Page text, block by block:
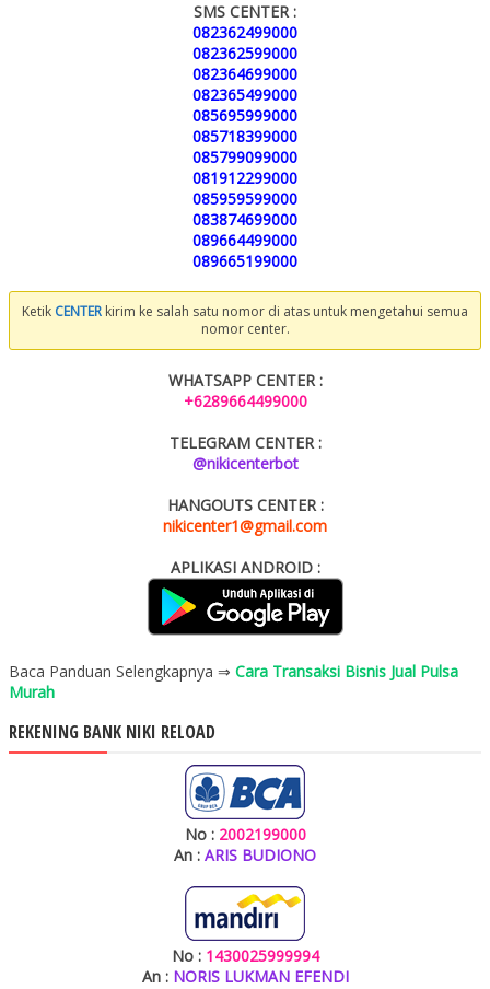
SMS CENTER :
082362499000
082362599000
082364699000
082365499000
085695999000
085718399000
085799099000
081912299000
085959599000
083874699000
089664499000
089665199000
Ketik CENTER kirim ke salah satu nomor di atas untuk mengetahui semua
nomor center.
WHATSAPP CENTER :
+6289664499000
TELEGRAM CENTER :
@nikicenterbot
HANGOUTS CENTER :
nikicenter1@gmail.com
APLIKASI ANDROID :
Baca Panduan Selengkapnya ⇒ Cara Transaksi Bisnis Jual Pulsa
Murah
REKENING BANK NIKI RELOAD
No : 2002199000
An : ARIS BUDIONO
No : 1430025999994
An : NORIS LUKMAN EFENDI